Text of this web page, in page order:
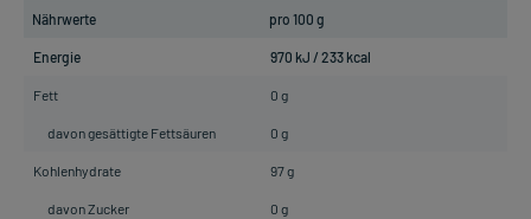
Nährwerte pro 100 g
Energie 970 kJ / 233 kcal
Fett 0 g
davon gesättigte Fettsäuren 0 g
Kohlenhydrate 97 g
davon Zucker 0 g